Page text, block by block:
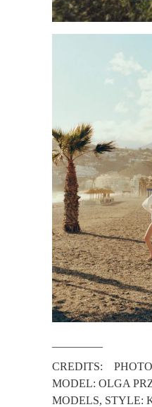
CREDITS:
MODEL: OLGA
MODELS, STYLE: